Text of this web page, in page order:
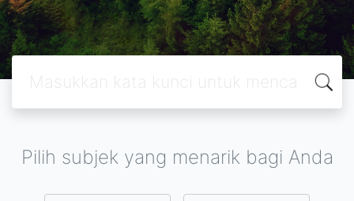
Pilih subjek yang menarik bagi Anda